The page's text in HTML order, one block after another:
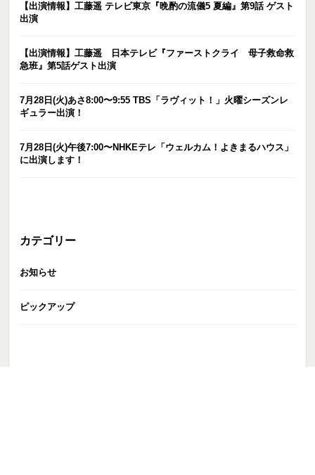
【出演情報】工藤遥 テレビ東京『晩酌の流儀5 夏編』第9話 ゲスト
出演
【出演情報】工藤遥 日本テレビ『ファーストクライ 母子救命救
急班』第5話ゲスト出演
7月28日(火)あさ8:00〜9:55 TBS「ラヴィット！」火曜シーズンレ
ギュラー出演！
7月28日(火)午後7:00〜NHKEテレ「ウェルカム！よきまるハウス」
に出演します！
カテゴリー
お知らせ
ピックアップ